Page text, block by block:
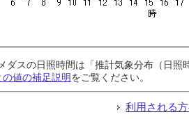
ダスの日照時間は「推計気象分布（日
の値の補足説明をご覧ください。
利用される